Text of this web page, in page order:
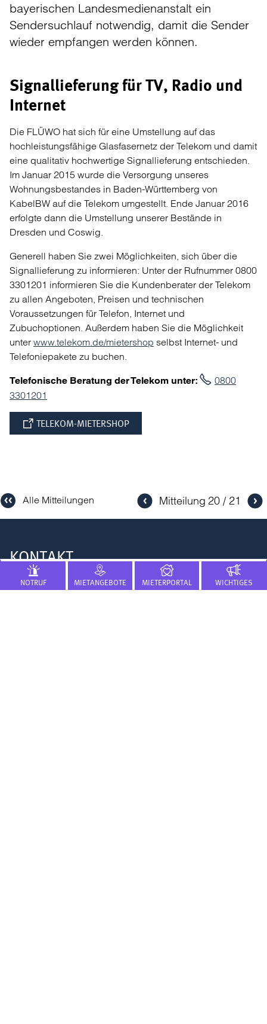
bayerischen Landesmedienanstalt ein
Sendersuchlauf notwendig, damit die Sender
wieder empfangen werden können.
Signallieferung für TV, Radio und
Internet
Die FLÜWO hat sich für eine Umstellung auf das
hochleistungsfähige Glasfasernetz der Telekom und damit
eine qualitativ hochwertige Signallieferung entschieden.
Im Januar 2015 wurde die Versorgung unseres
Wohnungsbestandes in Baden-Württemberg von
KabelBW auf die Telekom umgestellt. Ende Januar 2016
erfolgte dann die Umstellung unserer Bestände in
Dresden und Coswig.
Generell haben Sie zwei Möglichkeiten, sich über die
Signallieferung zu informieren: Unter der Rufnummer 0800
3301201 informieren Sie die Kundenberater der Telekom
zu allen Angeboten, Preisen und technischen
Voraussetzungen für Telefon, Internet und
Zubuchoptionen. Außerdem haben Sie die Möglichkeit
unter www.telekom.de/mietershop selbst Internet- und
Telefoniepakete zu buchen.
Telefonische Beratung der Telekom unter:
0800
3301201
TELEKOM-MIETERSHOP
Alle Mitteilungen Mitteilung 20 21
KONTAKT
FLÜWO Bauen Wohnen eG
NOTRUF MIETANGEBOTE MIETERPORTAL WICHTIGES